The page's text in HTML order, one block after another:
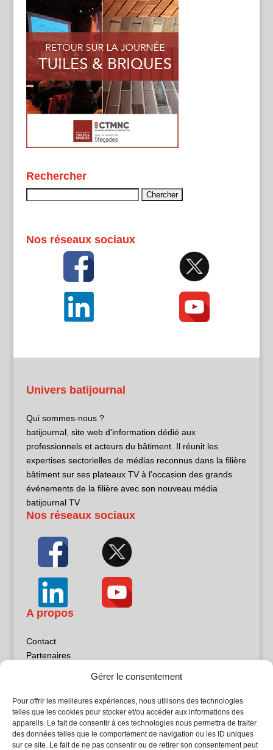
Gérer le consentement
Pour offrir les meilleures expériences, nous utilisons des technologies
telles que les cookies pour stocker et/ou accéder aux informations des
appareils. Le fait de consentir à ces technologies nous permettra de traiter
des données telles que le comportement de navigation ou les ID uniques
sur ce site. Le fait de ne pas consentir ou de retirer son consentement peut
Rechercher
Nos réseaux sociaux
Univers batijournal
Qui sommes-nous ?
batijournal, site web d’information dédié aux
professionnels et acteurs du bâtiment. Il réunit les
expertises sectorielles de médias reconnus dans la filière
bâtiment sur ses plateaux TV à l’occasion des grands
événements de la filière avec son nouveau média
batijournal TV
Nos réseaux sociaux
A propos
Contact
Partenaires
Politique de confidentialité
Sites partenaires
5Façades